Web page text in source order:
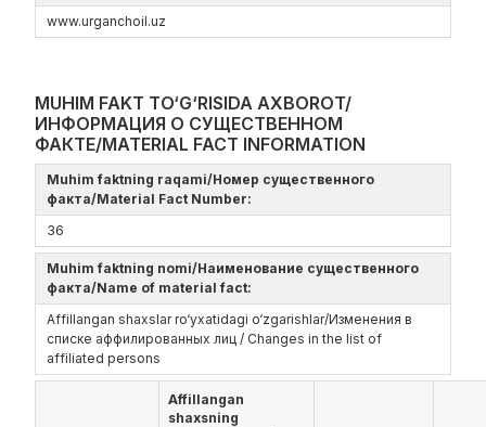
www.urganchoil.uz
MUHIM FAKT TO‘G‘RISIDA AXBOROT/
ИНФОРМАЦИЯ О СУЩЕСТВЕННОМ
ФАКТЕ/MATERIAL FACT INFORMATION
Muhim faktning raqami/Номер существенного
факта/Material Fact Number:
36
Muhim faktning nomi/Наименование существенного
факта/Name of material fact:
Affillangan shaxslar ro‘yxatidagi o‘zgarishlar/Изменения в
списке аффилированных лиц / Changes in the list of
affiliated persons
Affillangan
shaxsning